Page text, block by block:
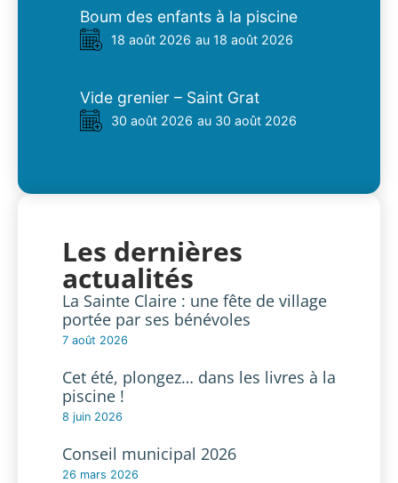
Boum des enfants à la piscine
18 août 2026 au 18 août 2026
Vide grenier – Saint Grat
30 août 2026 au 30 août 2026
Les dernières
actualités
La Sainte Claire : une fête de village
portée par ses bénévoles
7 août 2026
Cet été, plongez… dans les livres à la
piscine !
8 juin 2026
Conseil municipal 2026
26 mars 2026